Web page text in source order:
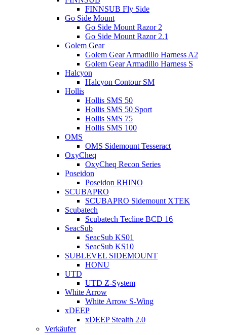
FINNSUB Fly Side
Go Side Mount
Go Side Mount Razor 2
Go Side Mount Razor 2.1
Golem Gear
Golem Gear Armadillo Harness A2
Golem Gear Armadillo Harness S
Halcyon
Halcyon Contour SM
Hollis
Hollis SMS 50
Hollis SMS 50 Sport
Hollis SMS 75
Hollis SMS 100
OMS
OMS Sidemount Tesseract
OxyCheq
OxyCheq Recon Series
Poseidon
Poseidon RHINO
SCUBAPRO
SCUBAPRO Sidemount XTEK
Scubatech
Scubatech Tecline BCD 16
SeacSub
SeacSub KS01
SeacSub KS10
SUBLEVEL SIDEMOUNT
HONU
UTD
UTD Z-System
White Arrow
White Arrow S-Wing
xDEEP
xDEEP Stealth 2.0
Verkäufer